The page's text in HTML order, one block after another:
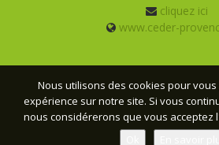
Nous utilisons des cookies pour
expérience sur notre site. Si vous
nous considérerons que vous acceptez
cliquez ici
www.ceder-
© CEDER Provence - 2026 - Tous
légales- Conception :